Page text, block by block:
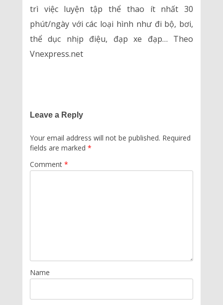
trì việc luyện tập thể thao ít nhất 30
phút/ngày với các loại hình như đi bộ, bơi,
thể dục nhịp điệu, đạp xe đạp… Theo
Vnexpress.net
Leave a Reply
Your email address will not be published. Required
fields are marked *
Comment *
Name